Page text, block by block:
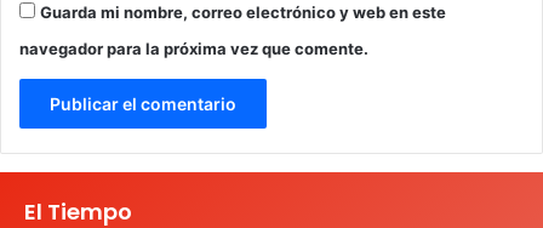
Guarda mi nombre, correo electrónico y web en este
navegador para la próxima vez que comente.
El Tiempo